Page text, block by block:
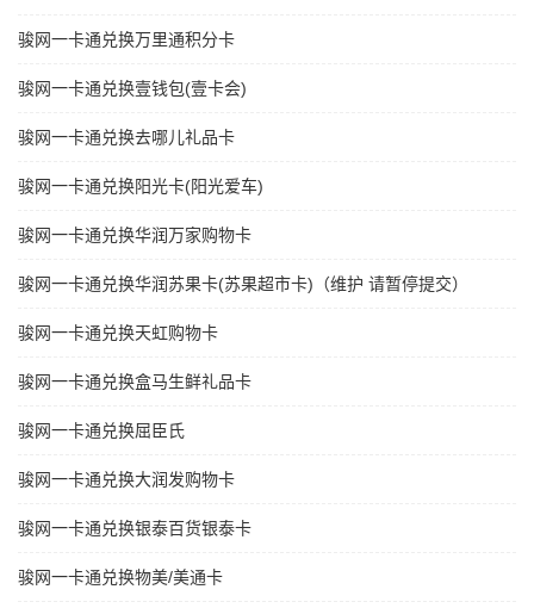
骏网一卡通兑换万里通积分卡
骏网一卡通兑换壹钱包(壹卡会)
骏网一卡通兑换去哪儿礼品卡
骏网一卡通兑换阳光卡(阳光爱车)
骏网一卡通兑换华润万家购物卡
骏网一卡通兑换华润苏果卡(苏果超市卡)（维护 请暂停提交）
骏网一卡通兑换天虹购物卡
骏网一卡通兑换盒马生鲜礼品卡
骏网一卡通兑换屈臣氏
骏网一卡通兑换大润发购物卡
骏网一卡通兑换银泰百货银泰卡
骏网一卡通兑换物美/美通卡